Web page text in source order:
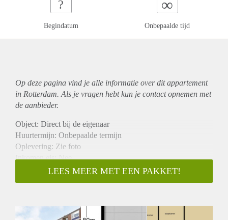
?
Begindatum
∞
Onbepaalde tijd
Op deze pagina vind je alle informatie over ditappartement
in Rotterdam. Als je vragen hebt kun je contact opnemen met
de aanbieder.
Object: Direct bij de eigenaar
Huurtermijn: Onbepaalde termijn
Oplevering: Zie foto
Inkomen eis: Nee
Garantiestelling mogelijk: Nee
Borg: 1 Maand
Huisdieren toegestaan: Afhankelijk van de Eigenaar
LEES MEER MET EEN PAKKET!